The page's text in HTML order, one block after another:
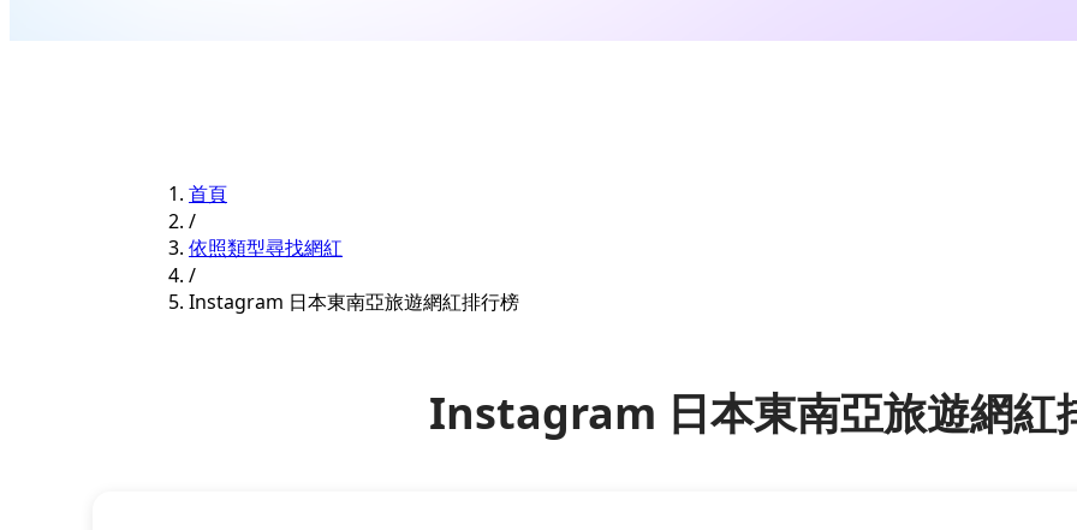
首頁
/
依照類型尋找網紅
/
Instagram 日本東南亞旅遊網紅排行榜
Instagram 日本東南亞旅遊網紅